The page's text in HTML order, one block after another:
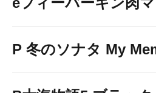
P 冬のソナタ My